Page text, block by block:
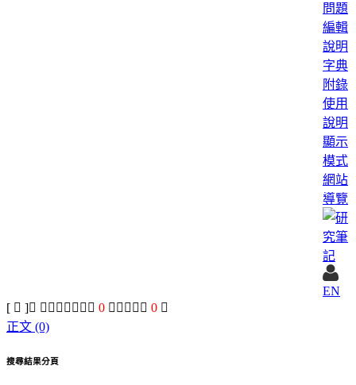
問題
編輯
說明
字典
附錄
使用
說明
顯示
模式
網站
導覽
EN
[ 𧟶 ]， 查詢結果：正文 0 字，附收字 0 字
正文 (0)
搜尋結果分頁